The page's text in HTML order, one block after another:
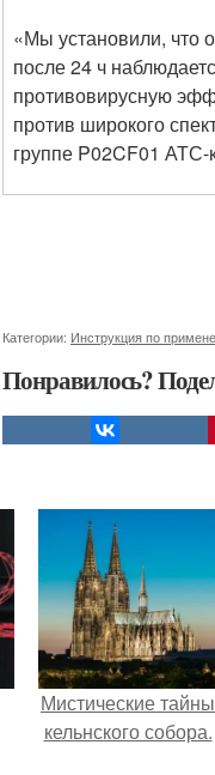
«Мы установили, что
после 24 ч
противовирусную
против широкого
группе P02CF01
Категории: Инструкция по
Понравилось?
Мистические тайны
кельнского собора.